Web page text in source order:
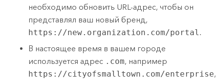
необходимо обновить URL-адрес, чтобы он
представлял ваш новый бренд,
https://new.organization.com/portal.
В настоящее время в вашем городе
используется адрес .com, например
https://cityofsmalltown.com/enterprise,